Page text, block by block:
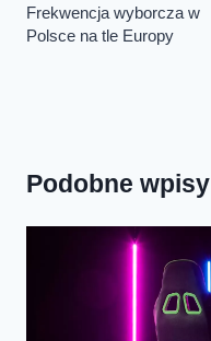
wpisu
Frekwencja wyborcza w
Polsce na tle Europy
Podobne wpisy